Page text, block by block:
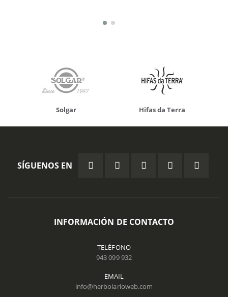
Solgar Hifas da Terra
SÍGUENOS EN
INFORMACIÓN DE CONTACTO
TELÉFONO
943 099 932
EMAIL
info@herbolarioweb.com